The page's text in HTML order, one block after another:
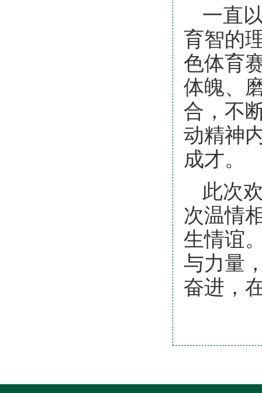
一直
育智的
色体育
体魄、
合，不
动精神
成才。
此次
次温情
生情谊
与力量
奋进，